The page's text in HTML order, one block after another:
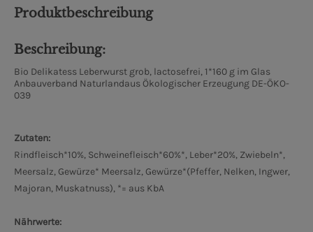
Produktbeschreibung
Beschreibung:
Bio Delikatess Leberwurst grob, lactosefrei, 1*160 g im Glas
Anbauverband Naturlandaus Ökologischer Erzeugung DE-ÖKO-
039
Zutaten:
Rindfleisch*10%, Schweinefleisch*60%*, Leber*20%, Zwiebeln*,
Meersalz, Gewürze* Meersalz, Gewürze*(Pfeffer, Nelken, Ingwer,
Majoran, Muskatnuss), *= aus KbA
Nährwerte: